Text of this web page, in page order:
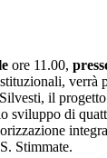
ore 11.00,
verrà
il
sviluppo di
Stimmate.